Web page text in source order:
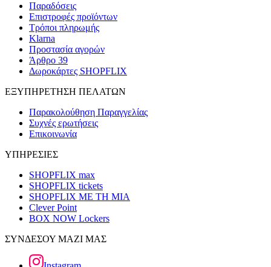
Παραδόσεις
Επιστροφές προϊόντων
Τρόποι πληρωμής
Klarna
Προστασία αγορών
Άρθρο 39
Δωροκάρτες SHOPFLIX
ΕΞΥΠΗΡΕΤΗΣΗ ΠΕΛΑΤΩΝ
Παρακολούθηση Παραγγελίας
Συχνές ερωτήσεις
Επικοινωνία
ΥΠΗΡΕΣΙΕΣ
SHOPFLIX max
SHOPFLIX tickets
SHOPFLIX ΜΕ ΤΗ ΜΙΑ
Clever Point
BOX NOW Lockers
ΣΥΝΔΕΣΟΥ ΜΑΖΙ ΜΑΣ